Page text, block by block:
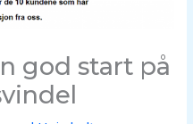
god start på